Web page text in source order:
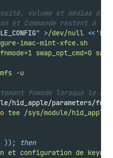
volume et médias
et Commande restent à
" >/dev/null << ' EOF
imac-mint-xfce.sh
swap_opt_cmd=0
-u
fnmode lorsque le
hid_apple/parameters/
tee /sys/module/hid_apple/
));
then
et configuration de keyd